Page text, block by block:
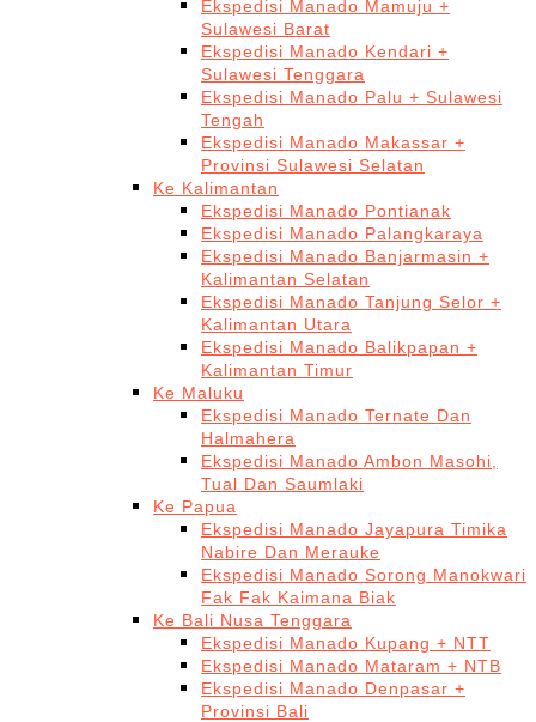
Ekspedisi Manado Mamuju +
Sulawesi Barat
Ekspedisi Manado Kendari +
Sulawesi Tenggara
Ekspedisi Manado Palu + Sulawesi
Tengah
Ekspedisi Manado Makassar +
Provinsi Sulawesi Selatan
Ke Kalimantan
Ekspedisi Manado Pontianak
Ekspedisi Manado Palangkaraya
Ekspedisi Manado Banjarmasin +
Kalimantan Selatan
Ekspedisi Manado Tanjung Selor +
Kalimantan Utara
Ekspedisi Manado Balikpapan +
Kalimantan Timur
Ke Maluku
Ekspedisi Manado Ternate Dan
Halmahera
Ekspedisi Manado Ambon Masohi,
Tual Dan Saumlaki
Ke Papua
Ekspedisi Manado Jayapura Timika
Nabire Dan Merauke
Ekspedisi Manado Sorong Manokwari
Fak Fak Kaimana Biak
Ke Bali Nusa Tenggara
Ekspedisi Manado Kupang + NTT
Ekspedisi Manado Mataram + NTB
Ekspedisi Manado Denpasar +
Provinsi Bali